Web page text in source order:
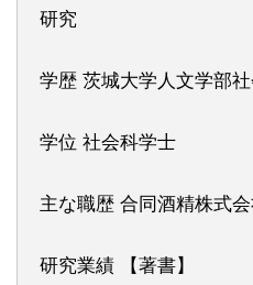
研究
学歴 茨城大学人文学部
学位 社会科学士
主な職歴 合同酒精株式
研究業績 【著書】